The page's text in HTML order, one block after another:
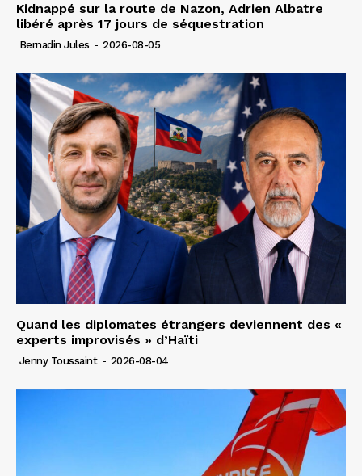
Kidnappé sur la route de Nazon, Adrien Albatre
libéré après 17 jours de séquestration
Bernadin Jules - 2026-08-05
Quand les diplomates étrangers deviennent des «
experts improvisés » d’Haïti
Jenny Toussaint - 2026-08-04